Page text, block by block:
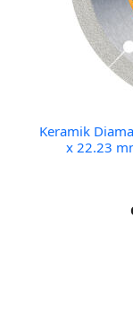
Keramik
x 22.23